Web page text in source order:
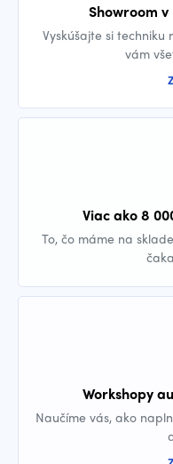
Showroom
Vyskúšajte si techniku
vám
Viac ako 8
To, čo máme na
Workshopy
Naučíme vás, ako